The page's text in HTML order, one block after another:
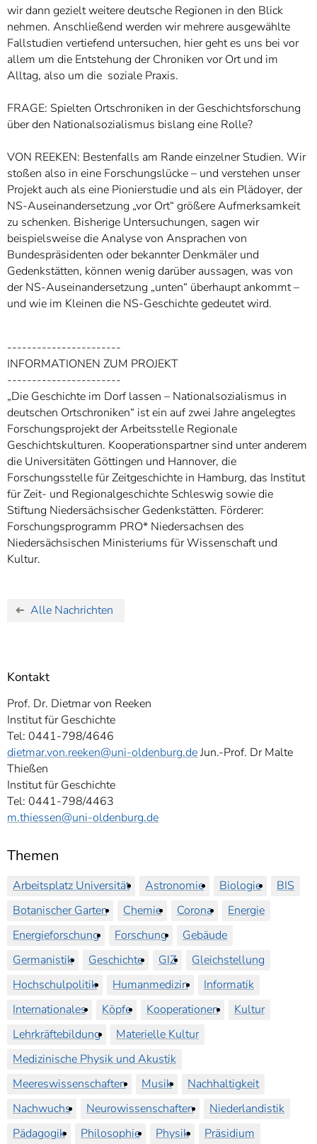
wir dann gezielt weitere deutsche Regionen in den Blick
nehmen. Anschließend werden wir mehrere ausgewählte
Fallstudien vertiefend untersuchen, hier geht es uns bei vor
allem um die Entstehung der Chroniken vor Ort und im
Alltag, also um die soziale Praxis.
FRAGE: Spielten Ortschroniken in der Geschichtsforschung
über den Nationalsozialismus bislang eine Rolle?
VON REEKEN: Bestenfalls am Rande einzelner Studien. Wir
stoßen also in eine Forschungslücke – und verstehen unser
Projekt auch als eine Pionierstudie und als ein Plädoyer, der
NS-Auseinandersetzung „vor Ort“ größere Aufmerksamkeit
zu schenken. Bisherige Untersuchungen, sagen wir
beispielsweise die Analyse von Ansprachen von
Bundespräsidenten oder bekannter Denkmäler und
Gedenkstätten, können wenig darüber aussagen, was von
der NS-Auseinandersetzung „unten“ überhaupt ankommt –
und wie im Kleinen die NS-Geschichte gedeutet wird.
-----------------------
INFORMATIONEN ZUM PROJEKT
-----------------------
„Die Geschichte im Dorf lassen – Nationalsozialismus in
deutschen Ortschroniken“ ist ein auf zwei Jahre angelegtes
Forschungsprojekt der Arbeitsstelle Regionale
Geschichtskulturen. Kooperationspartner sind unter anderem
die Universitäten Göttingen und Hannover, die
Forschungsstelle für Zeitgeschichte in Hamburg, das Institut
für Zeit- und Regionalgeschichte Schleswig sowie die
Stiftung Niedersächsischer Gedenkstätten. Förderer:
Forschungsprogramm PRO* Niedersachsen des
Niedersächsischen Ministeriums für Wissenschaft und
Kultur.
Alle Nachrichten
Themen
Arbeitsplatz Universität Astronomie Biologie
BIS
Botanischer Garten
Chemie Corona
Energie
Energieforschung
Forschung
Gebäude
Germanistik
Geschichte GIZ
Gleichstellung
Hochschulpolitik
Humanmedizin
Informatik
Internationales
Köpfe Kooperationen
Kultur
Lehrkräftebildung
Materielle Kultur
Medizinische Physik und Akustik
Meereswissenschaften
Musik
Nachhaltigkeit
Nachwuchs
Neurowissenschaften
Niederlandistik
Pädagogik
Philosophie Physik
Präsidium
Kontakt
Prof. Dr. Dietmar von Reeken
Institut für Geschichte
Tel: 0441-798/4646
dietmar.von.reeken@uni-oldenburg.deJun.-Prof. Dr Malte
Thießen
Institut für Geschichte
Tel: 0441-798/4463
m.thiessen@uni-oldenburg.de